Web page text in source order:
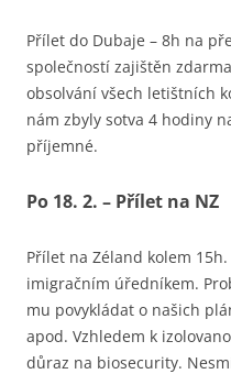
Přílet do Dubaje – 8h na
společností zajištěn
obsolvání všech letištních
nám zbyly sotva 4 hodiny
příjemné.
Po 18. 2. – Přílet na NZ
Přílet na Zéland kolem
imigračním úředníkem.
mu povykládat o našich
apod. Vzhledem k
důraz na biosecurity.